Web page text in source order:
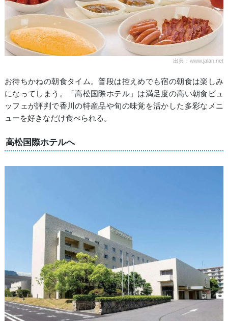
出典：www.jalan.net
お待ちかねの朝食タイム。普段は控えめでも宿の朝食は楽しみ
になってしまう。「高松国際ホテル」は満足度の高い朝食ビュ
ッフェが評判で香川の特産品や旬の味覚を活かした多彩なメニ
ューを好きなだけ食べられる。
高松国際ホテルへ